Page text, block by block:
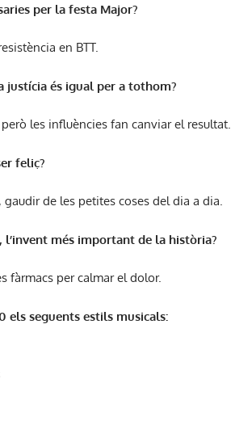
per la festa Major?
en BTT.
justícia és igual per a tothom?
les influències fan canviar el resultat.
feliç?
de les petites coses del dia a dia.
l’invent més important de la història?
fàrmacs per calmar el dolor.
els seguents estils musicals: